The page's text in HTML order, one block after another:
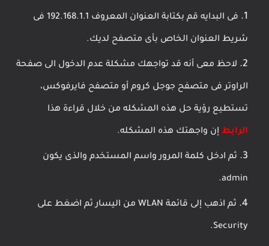
فى البدايه قم بكتابة العنوان المعروف 192.168.1.1 فى
شريط العنوان الخاص بأى متصفح لديك.
لاحظ معى أنه قد تواجهك مشكلة عدم الدخول الى صفحة
الراوتر فى متصفح جوجل كروم أو متصفح فايرفوكس،
تستطيع رؤية حل هذه المشكله من خلال قراءة هذا
الرابط إن واجهتك هذه المشكله.
ثم ادخل كلمة المرور واسم المستخدم والذى يكون
admin.
ثم اذهب إلى قائمة WLAN من اليسار ثم اضغط على
Security.